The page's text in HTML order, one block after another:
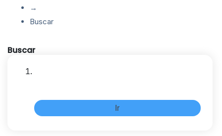
→
Buscar
Buscar